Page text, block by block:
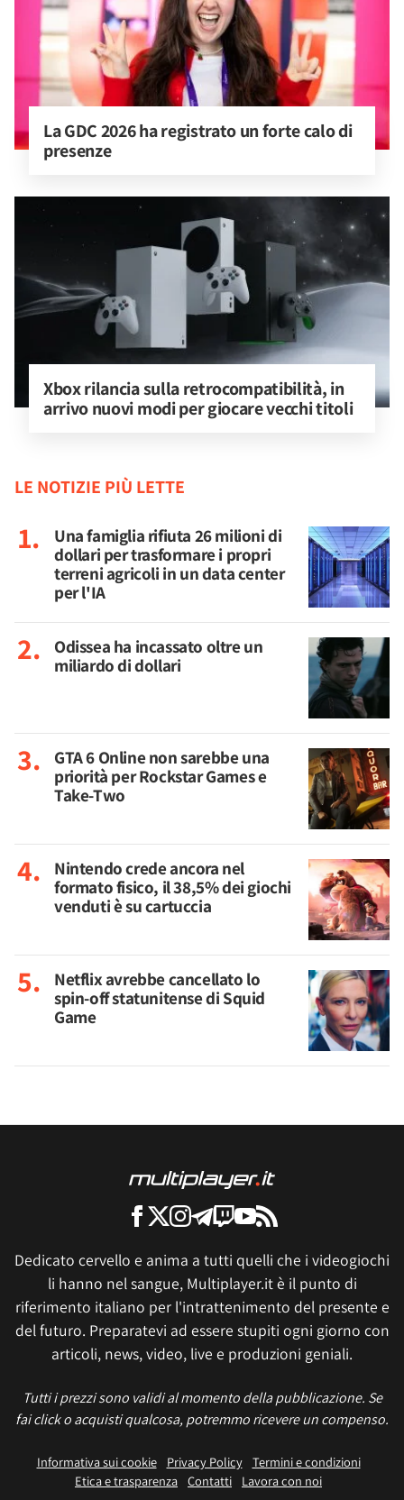
La GDC 2026 ha registrato un forte calo di
presenze
Xbox rilancia sulla retrocompatibilità, in
arrivo nuovi modi per giocare vecchi titoli
LE NOTIZIE PIÙ LETTE
Una famiglia rifiuta 26 milioni di
dollari per trasformare i propri
terreni agricoli in un data center
per l'IA
Odissea ha incassato oltre un
miliardo di dollari
GTA 6 Online non sarebbe una
priorità per Rockstar Games e
Take-Two
Nintendo crede ancora nel
formato fisico, il 38,5% dei giochi
venduti è su cartuccia
Netflix avrebbe cancellato lo
spin-off statunitense di Squid
Game
Dedicato cervello e anima a tutti quelli che i videogiochi
li hanno nel sangue, Multiplayer.it è il punto di
riferimento italiano per l'intrattenimento del presente e
del futuro. Preparatevi ad essere stupiti ogni giorno con
articoli, news, video, live e produzioni geniali.
Tutti i prezzi sono validi al momento della pubblicazione. Se
fai click o acquisti qualcosa, potremmo ricevere un compenso.
Informativa sui cookie Privacy Policy
Termini e condizioni
Etica e trasparenza Contatti
Lavora con noi